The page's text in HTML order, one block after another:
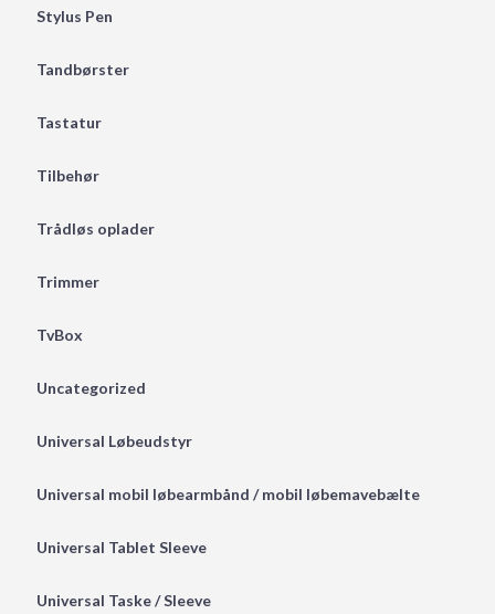
Stylus Pen
Tandbørster
Tastatur
Tilbehør
Trådløs oplader
Trimmer
TvBox
Uncategorized
Universal Løbeudstyr
Universal mobil løbearmbånd / mobil løbemavebælte
Universal Tablet Sleeve
Universal Taske / Sleeve